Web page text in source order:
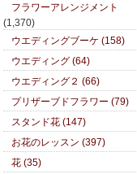
フラワーアレンジメント
(1,370)
ウエディングブーケ (158)
ウエディング (64)
ウエディング２ (66)
プリザーブドフラワー (79)
スタンド花 (147)
お花のレッスン (397)
花 (35)